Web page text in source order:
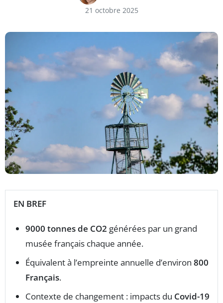
21 octobre 2025
EN BREF
9000 tonnes de CO2 générées par un grand
musée français chaque année.
Équivalent à l’empreinte annuelle d’environ 800
Français.
Contexte de changement : impacts du Covid-19